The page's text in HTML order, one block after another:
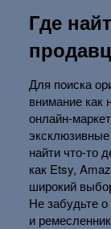
Где
Для поиска
внимание как
онлайн-
найти что-то
как Etsy,
широкий
Не забудьте
и